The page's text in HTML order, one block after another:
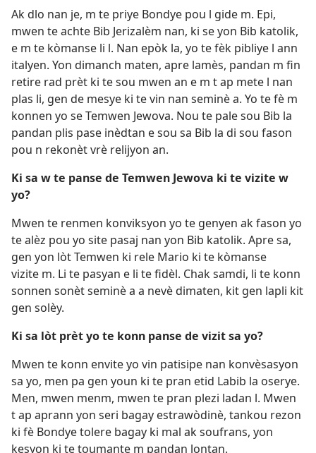
Ak dlo nan je, m te priye Bondye pou l gide m. Epi,
mwen te achte Bib Jerizalèm nan, ki se yon Bib katolik,
e m te kòmanse li l. Nan epòk la, yo te fèk pibliye l ann
italyen. Yon dimanch maten, apre lamès, pandan m fin
retire rad prèt ki te sou mwen an e m t ap mete l nan
plas li, gen de mesye ki te vin nan seminè a. Yo te fè m
konnen yo se Temwen Jewova. Nou te pale sou Bib la
pandan plis pase inèdtan e sou sa Bib la di sou fason
pou n rekonèt vrè relijyon an.
Ki sa w te panse de Temwen Jewova ki te vizite w
yo?
Mwen te renmen konviksyon yo te genyen ak fason yo
te alèz pou yo site pasaj nan yon Bib katolik. Apre sa,
gen yon lòt Temwen ki rele Mario ki te kòmanse
vizite m. Li te pasyan e li te fidèl. Chak samdi, li te konn
sonnen sonèt seminè a a nevè dimaten, kit gen lapli kit
gen solèy.
Ki sa lòt prèt yo te konn panse de vizit sa yo?
Mwen te konn envite yo vin patisipe nan konvèsasyon
sa yo, men pa gen youn ki te pran etid Labib la oserye.
Men, mwen menm, mwen te pran plezi ladan l. Mwen
t ap aprann yon seri bagay estrawòdinè, tankou rezon
ki fè Bondye tolere bagay ki mal ak soufrans, yon
kesyon ki te toumante m pandan lontan.